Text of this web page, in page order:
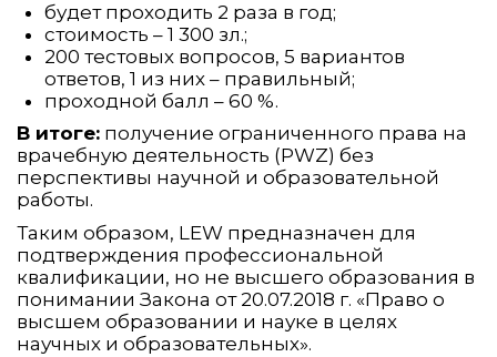
будет проходить 2 раза в год;
стоимость – 1 300 зл.;
200 тестовых вопросов, 5 вариантов
ответов, 1 из них – правильный;
проходной балл – 60 %.
В итоге: получение ограниченного права на
врачебную деятельность (PWZ) без
перспективы научной и образовательной
работы.
Таким образом, LEW предназначен для
подтверждения профессиональной
квалификации, но не высшего образования в
понимании Закона от 20.07.2018 г. «Право о
высшем образовании и науке в целях
научных и образовательных».